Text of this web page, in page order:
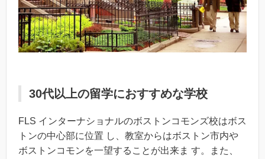
30代以上の留学におすすめな学校
FLS インターナショナルのボストンコモンズ校はボス
トンの中心部に位置 し、教室からはボストン市内や
ボストンコモンを一望することが出来ま す。また、